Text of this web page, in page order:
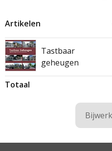
Artikelen
Tastbaar
geheugen
Totaal